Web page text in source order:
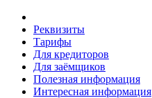
Реквизиты
Тарифы
Для кредиторов
Для заёмщиков
Полезная информация
Интересная информация